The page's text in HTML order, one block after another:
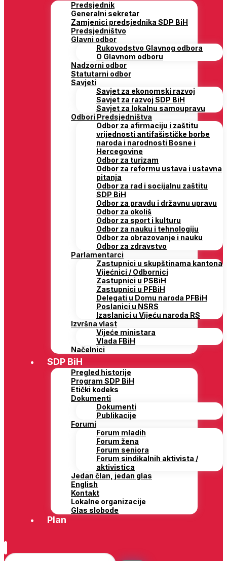
Predsjednik
Generalni sekretar
Zamjenici predsjednika SDP BiH
Predsjedništvo
Glavni odbor
Rukovodstvo Glavnog odbora
O Glavnom odboru
Nadzorni odbor
Statutarni odbor
Savjeti
Savjet za ekonomski razvoj
Savjet za razvoj SDP BiH
Savjet za lokalnu samoupravu
Odbori Predsjedništva
Odbor za afirmaciju i zaštitu
vrijednosti antifašističke borbe
naroda i narodnosti Bosne i
Hercegovine
Odbor za turizam
Odbor za reformu ustava i ustavna
pitanja
Odbor za rad i socijalnu zaštitu
SDP BiH
Odbor za pravdu i državnu upravu
Odbor za okoliš
Odbor za sport i kulturu
Odbor za nauku i tehnologiju
Odbor za obrazovanje i nauku
Odbor za zdravstvo
Parlamentarci
Zastupnici u skupštinama kantona
Vijećnici / Odbornici
Zastupnici u PSBiH
Zastupnici u PFBiH
Delegati u Domu naroda PFBiH
Poslanici u NSRS
Izaslanici u Vijeću naroda RS
Izvršna vlast
Vijeće ministara
Vlada FBiH
Načelnici
SDP BiH
Pregled historije
Program SDP BiH
Etički kodeks
Dokumenti
Dokumenti
Publikacije
Forumi
Forum mladih
Forum žena
Forum seniora
Forum sindikalnih aktivista /
aktivistica
Jedan član, jedan glas
English
Kontakt
Lokalne organizacije
Glas slobode
Plan